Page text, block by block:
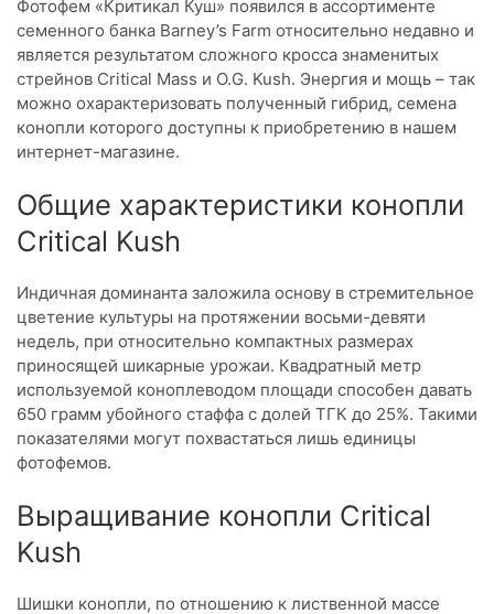
Фотофем «Критикал Куш» появился в ассортименте
семенного банка Barney’s Farm относительно недавно и
является результатом сложного кросса знаменитых
стрейнов Critical Mass и O.G. Kush. Энергия и мощь – так
можно охарактеризовать полученный гибрид, семена
конопли которого доступны к приобретению в нашем
интернет-магазине.
Общие характеристики конопли
Critical Kush
Индичная доминанта заложила основу в стремительное
цветение культуры на протяжении восьми-девяти
недель, при относительно компактных размерах
приносящей шикарные урожаи. Квадратный метр
используемой коноплеводом площади способен давать
650 грамм убойного стаффа с долей ТГК до 25%. Такими
показателями могут похвастаться лишь единицы
фотофемов.
Выращивание конопли Critical
Kush
Шишки конопли, по отношению к лиственной массе